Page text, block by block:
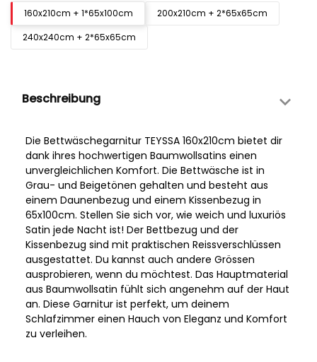
160x210cm + 1*65x100cm
200x210cm + 2*65x65cm
240x240cm + 2*65x65cm
Beschreibung
Die Bettwäschegarnitur TEYSSA 160x210cm bietet dir
dank ihres hochwertigen Baumwollsatins einen
unvergleichlichen Komfort. Die Bettwäsche ist in
Grau- und Beigetönen gehalten und besteht aus
einem Daunenbezug und einem Kissenbezug in
65x100cm. Stellen Sie sich vor, wie weich und luxuriös
Satin jede Nacht ist! Der Bettbezug und der
Kissenbezug sind mit praktischen Reissverschlüssen
ausgestattet. Du kannst auch andere Grössen
ausprobieren, wenn du möchtest. Das Hauptmaterial
aus Baumwollsatin fühlt sich angenehm auf der Haut
an. Diese Garnitur ist perfekt, um deinem
Schlafzimmer einen Hauch von Eleganz und Komfort
zu verleihen.